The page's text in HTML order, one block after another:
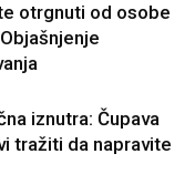
otrgnuti od osobe
iznutra: Čupava
tražiti da napravite